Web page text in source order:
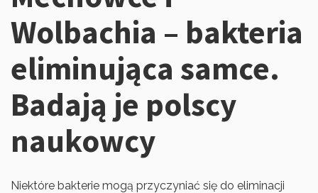
Wolbachia – bakteria
eliminująca samce.
Badają je polscy
naukowcy
Niektóre bakterie mogą przyczyniać się do eliminacji